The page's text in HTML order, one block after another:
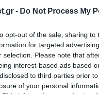
- Do Not Process My
opt-out of the sale, sharing
for targeted
selection. Please note that
interest-based ads based
to third parties prior
of your personal
Οικονομικά
ο καθηγητής
ανάπτυξη σημαίνει
στην
της να τα